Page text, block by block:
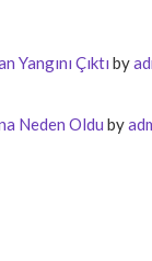
Çıktı by
Neden Oldu by